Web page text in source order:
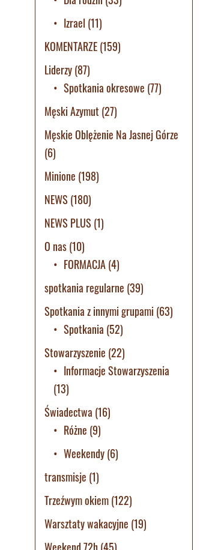
Izrael (11)
KOMENTARZE(159)
Liderzy(87)
Spotkania okresowe (77)
Męski Azymut (27)
Męskie Oblężenie Na Jasnej Górze
(6)
Minione (198)
NEWS (180)
NEWS PLUS (1)
O nas(10)
FORMACJA(4)
spotkania regularne (39)
Spotkania z innymi grupami (63)
Spotkania (52)
Stowarzyszenie (22)
Informacje Stowarzyszenia
(13)
Świadectwa (16)
Różne (9)
Weekendy(6)
transmisje (1)
Trzeźwym okiem(122)
Warsztaty wakacyjne (19)
Weekend 72h(45)